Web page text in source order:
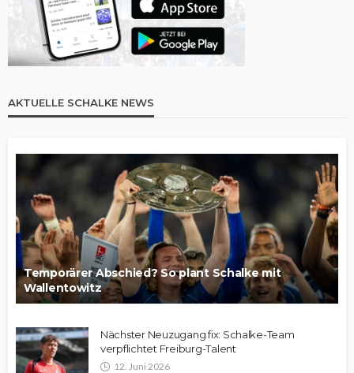
AKTUELLE SCHALKE NEWS
Temporärer Abschied? So plant Schalke mit
Wallentowitz
Nächster Neuzugang fix: Schalke-Team
verpflichtet Freiburg-Talent
12. Juni 2026